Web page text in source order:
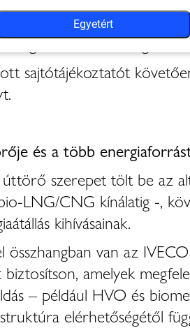
európai
Franciaországon
sajtótájékoztatót
és a több
szerepet tölt be az
LNG/CNG kínálatig -,
kihívásainak.
van az
amelyek
– például HVO és
elérhetőségétől
Egyetért